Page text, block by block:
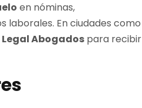
en nóminas,
En ciudades como
Legal Abogados para recibir